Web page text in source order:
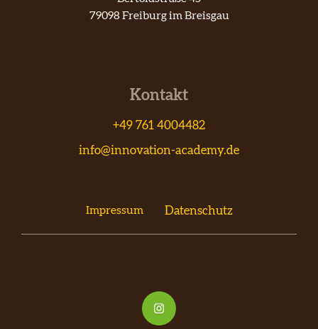
79098 Freiburg im Breisgau
Kontakt
+49 761 4004482
info@innovation-academy.de
Impressum Datenschutz